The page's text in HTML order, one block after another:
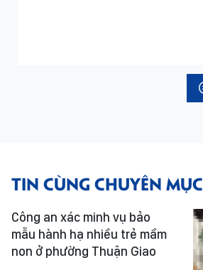
TIN CÙNG CHUYÊN MỤC
Công an xác minh vụ bảo
mẫu hành hạ nhiều trẻ mầm
non ở phường Thuận Giao